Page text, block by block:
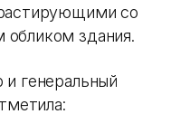
со
здания.
и генеральный